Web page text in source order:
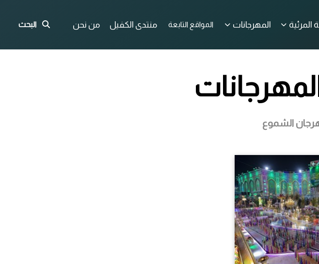
المرئية المهرجانات المواقع التابعة منتدى الكفيل من نحن البحث
الشموع